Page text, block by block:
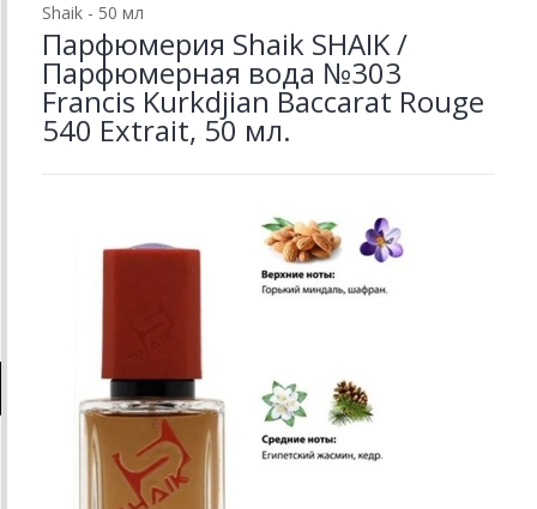
Shaik - 50 мл
Парфюмерия Shaik SHAIK /
Парфюмерная вода №303
Francis Kurkdjian Baccarat Rouge
540 Extrait, 50 мл.